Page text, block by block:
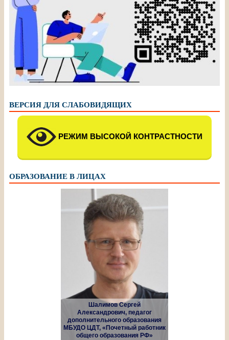
ВЕРСИЯ ДЛЯ СЛАБОВИДЯЩИХ
РЕЖИМ ВЫСОКОЙ КОНТРАСТНОСТИ
ОБРАЗОВАНИЕ В ЛИЦАХ
Шалимов Сергей
Александрович, педагог
дополнительного образования
МБУДО ЦДТ, «Почетный работник
общего образования РФ»